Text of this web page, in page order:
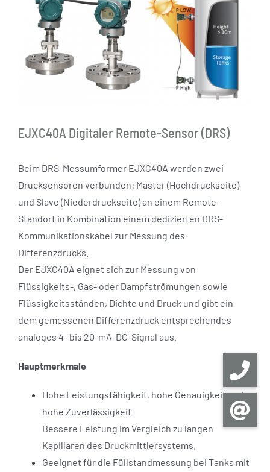
EJXC40A Digitaler Remote-Sensor (DRS)
Beim DRS-Messumformer EJXC40A werden zwei
Drucksensoren verbunden: Master (Hochdruckseite)
und Slave (Niederdruckseite) an einem Remote-
Standort in Kombination einem dedizierten DRS-
Kommunikationskabel zur Messung des
Differenzdrucks.
Der EJXC40A eignet sich zur Messung von
Flüssigkeits-, Gas- oder Dampfströmungen sowie
Flüssigkeitsständen, Dichte und Druck und gibt ein
dem gemessenen Differenzdruck entsprechendes
analoges 4- bis 20-mA-DC-Signal aus.
Hauptmerkmale
Hohe Leistungsfähigkeit, hohe Genauigkeit und
hohe Zuverlässigkeit
Bessere Leistung im Vergleich zu langen
Kapillaren des Druckmittlersystems.
Geeignet für die Füllstandmessung bei Tanks mit